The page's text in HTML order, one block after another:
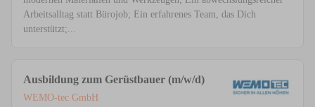
Arbeitsalltag statt Bürojob; Ein erfahrenes Team, das Dich
unterstützt;...
Ausbildung zum Gerüstbauer (m/w/d)
WEMO-tec GmbH